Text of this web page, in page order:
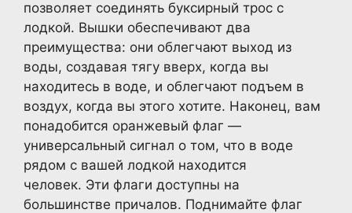
позволяет соединять буксирный трос с
лодкой. Вышки обеспечивают два
преимущества: они облегчают выход из
воды, создавая тягу вверх, когда вы
находитесь в воде, и облегчают подъем в
воздух, когда вы этого хотите. Наконец, вам
понадобится оранжевый флаг —
универсальный сигнал о том, что в воде
рядом с вашей лодкой находится
человек. Эти флаги доступны на
большинстве причалов. Поднимайте флаг